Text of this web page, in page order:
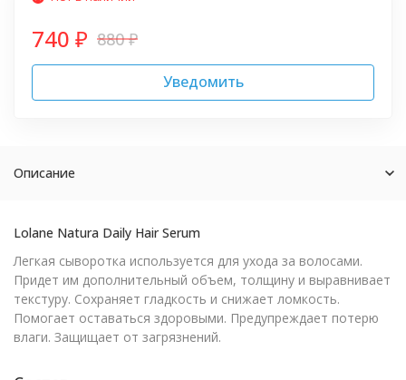
740 ₽ 880₽
Уведомить
Описание
Lolane Natura Daily Hair Serum
Легкая сыворотка используется для ухода за волосами.
Придет им дополнительный объем, толщину и выравнивает
текстуру. Сохраняет гладкость и снижает ломкость.
Помогает оставаться здоровыми. Предупреждает потерю
влаги. Защищает от загрязнений.